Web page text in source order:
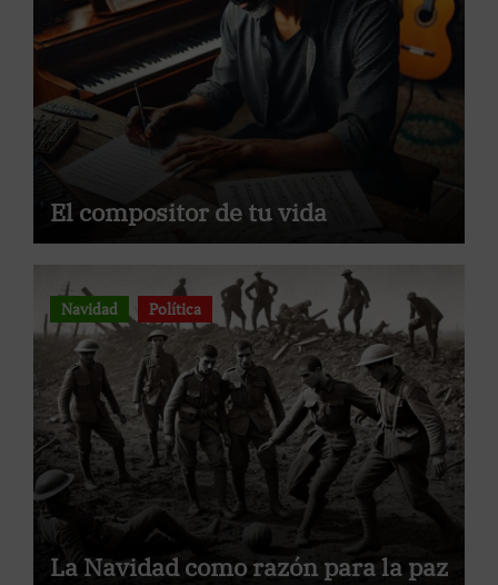
El compositor de tu vida
Navidad Política
La Navidad como razón para la paz